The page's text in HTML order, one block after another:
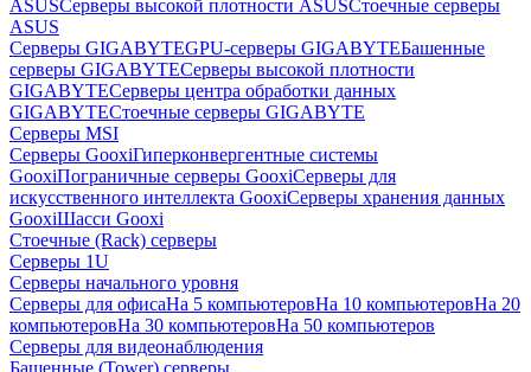
ASUSСерверы высокой плотности ASUSСтоечные серверы
ASUS
Серверы GIGABYTEGPU-серверы GIGABYTEБашенные
серверы GIGABYTEСерверы высокой плотности
GIGABYTEСерверы центра обработки данных
GIGABYTEСтоечные серверы GIGABYTE
Серверы MSI
Серверы GooxiГиперконвергентные системы
GooxiПограничные серверы GooxiСерверы для
искусственного интеллекта GooxiСерверы хранения данных
GooxiШасси Gooxi
Стоечные (Rack) серверы
Серверы 1U
Серверы начального уровня
Серверы для офисаНа 5 компьютеровНа 10 компьютеровНа 20
компьютеровНа 30 компьютеровНа 50 компьютеров
Серверы для видеонаблюдения
Башенные (Tower) серверы